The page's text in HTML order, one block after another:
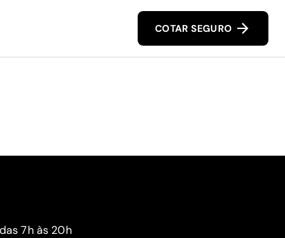
COTAR SEGURO
7h às 20h